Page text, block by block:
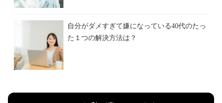
自分がダメすぎて嫌になっている40代のたっ
た１つの解決方法は？